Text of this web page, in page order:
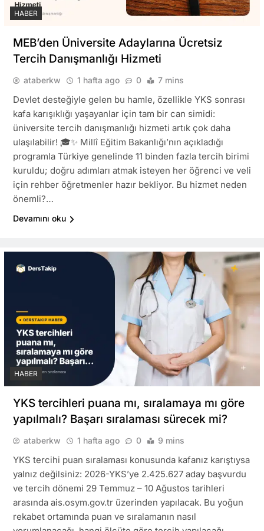
HABER
MEB’den Üniversite Adaylarına Ücretsiz
Tercih Danışmanlığı Hizmeti
ataberkw 1 hafta ago 0 7 mins
Devlet desteğiyle gelen bu hamle, özellikle YKS sonrası
kafa karışıklığı yaşayanlar için tam bir can simidi:
üniversite tercih danışmanlığı hizmeti artık çok daha
ulaşılabilir! 🎓✨ Millî Eğitim Bakanlığı’nın açıkladığı
programla Türkiye genelinde 11 binden fazla tercih birimi
kuruldu; doğru adımları atmak isteyen her öğrenci ve veli
için rehber öğretmenler hazır bekliyor. Bu hizmet neden
önemli?…
Devamını oku
HABER
YKS tercihleri puana mı, sıralamaya mı göre
yapılmalı? Başarı sıralaması sürecek mi?
ataberkw 1 hafta ago 0 9 mins
YKS tercihi puan sıralaması konusunda kafanız karıştıysa
yalnız değilsiniz: 2026-YKS’ye 2.425.627 aday başvurdu
ve tercih dönemi 29 Temmuz – 10 Ağustos tarihleri
arasında ais.osym.gov.tr üzerinden yapılacak. Bu yoğun
rekabet ortamında puan ve sıralamanın nasıl